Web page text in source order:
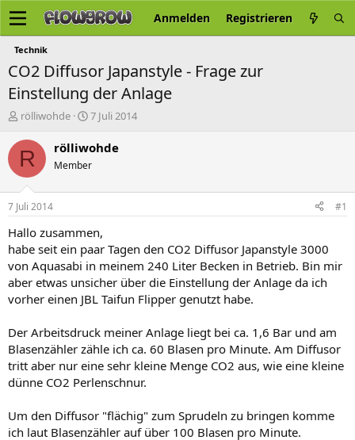
Anmelden Registrieren
Technik
CO2 Diffusor Japanstyle - Frage zur
Einstellung der Anlage
E
s
t
e
r
rölliwohde
E
s
t
a
7 Juli 2014
R rölliwohde
Member
7 Juli 2014 #1
Hallo zusammen,
habe seit ein paar Tagen den CO2 Diffusor Japanstyle 3000
von Aquasabi in meinem 240 Liter Becken in Betrieb. Bin mir
aber etwas unsicher über die Einstellung der Anlage da ich
vorher einen JBL Taifun Flipper genutzt habe.
Der Arbeitsdruck meiner Anlage liegt bei ca. 1,6 Bar und am
Blasenzähler zähle ich ca. 60 Blasen pro Minute. Am Diffusor
tritt aber nur eine sehr kleine Menge CO2 aus, wie eine kleine
dünne CO2 Perlenschnur.
Um den Diffusor "flächig" zum Sprudeln zu bringen komme
ich laut Blasenzähler auf über 100 Blasen pro Minute.